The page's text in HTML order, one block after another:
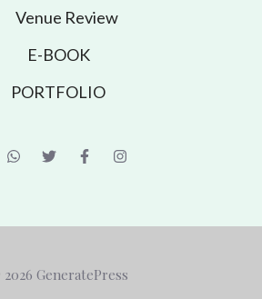
Venue Review
E-BOOK
PORTFOLIO
GeneratePress